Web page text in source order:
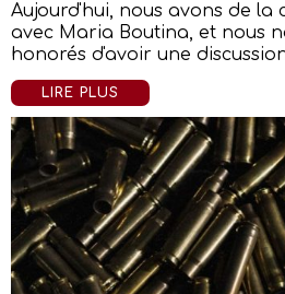
Aujourd'hui, nous avons de la
avec Maria Boutina, et nous
honorés d'avoir une
LIRE PLUS